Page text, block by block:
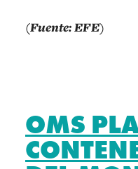
(Fuente: EFE)
OMS